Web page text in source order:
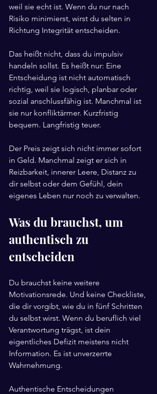
weil sie echt ist. Wenn du nur nach
Risiko minimierst, wirst du selten in
Richtung Integrität entscheiden.
Das heißt nicht, dass du impulsiv
handeln sollst. Es heißt nur: Eine
Entscheidung ist nicht automatisch
richtig, weil sie logisch, planbar oder
sozial anschlussfähig ist. Manchmal ist
sie nur konfliktärmer. Kurzfristig
bequem. Langfristig teuer.
Der Preis zeigt sich nicht immer sofort
in Geld. Manchmal zeigt er sich in
Reizbarkeit, innerer Leere, Distanz zu
dir selbst oder dem Gefühl, dein
eigenes Leben nur noch zu verwalten.
Was du brauchst, um
authentisch zu
entscheiden
Du brauchst keine weitere
Motivationsrede. Und keine Checkliste,
die dir vorgibt, wie du in fünf Schritten
du selbst wirst. Wenn du beruflich viel
Verantwortung trägst, ist dein
eigentliches Defizit meistens nicht
Information. Es ist unverzerrte
Wahrnehmung.
Authentische Entscheidungen